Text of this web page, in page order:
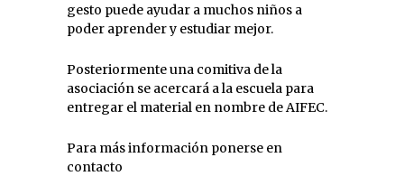
gesto puede ayudar a muchos niños a
poder aprender y estudiar mejor.
Posteriormente una comitiva de la
asociación se acercará a la escuela para
entregar el material en nombre de AIFEC.
Para más información ponerse en
contacto